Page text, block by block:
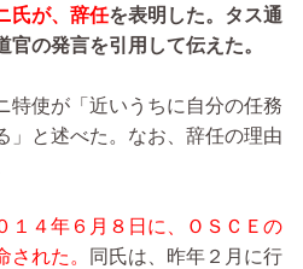
氏が、辞任を表明した。タス通
の発言を引用して伝えた。
特使が「近いうちに自分の任務
」と述べた。なお、辞任の理由
１４年６月８日に、ＯＳＣＥの
された。
同氏は、昨年２月に行